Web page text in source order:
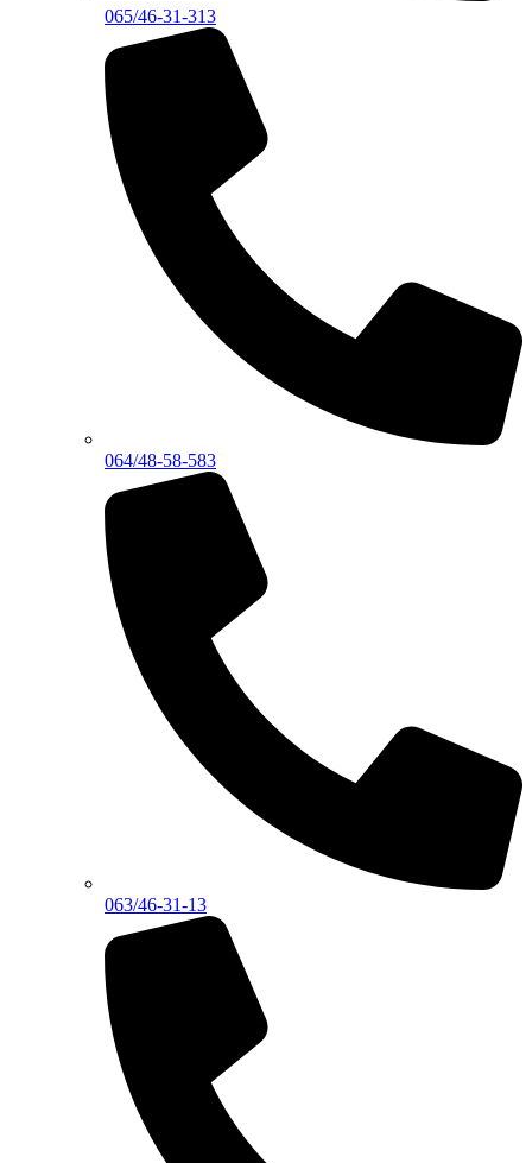
065/46-31-313
064/48-58-583
063/46-31-13